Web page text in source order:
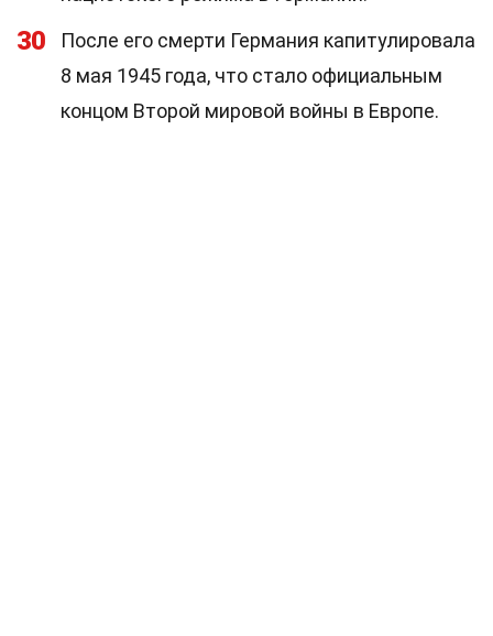
30
После его смерти Германия капитулировала
8 мая 1945 года, что стало официальным
концом Второй мировой войны в Европе.